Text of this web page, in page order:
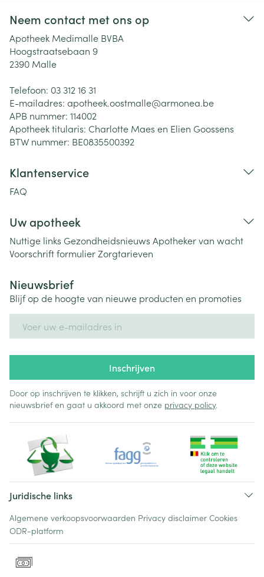
Neem contact met ons op
Apotheek Medimalle BVBA
Hoogstraatsebaan 9
2390 Malle
Telefoon: 03 312 16 31
E-mailadres: apotheek.oostmalle@armonea.be
APB nummer: 114002
Apotheek titularis: Charlotte Maes en Elien Goossens
BTW nummer: BE0835500392
Klantenservice
FAQ
Uw apotheek
Nuttige links Gezondheidsnieuws Apotheker van wacht
Voorschrift formulierZorgtarieven
Nieuwsbrief
Blijf op de hoogte van nieuwe producten en promoties
Inschrijven
Door op inschrijven te klikken, schrijft u zich in voor onze
nieuwsbrief en gaat u akkoord met onze privacy policy.
Juridische links
Algemene verkoopsvoorwaarden Privacy disclaimer Cookies
ODR-platform